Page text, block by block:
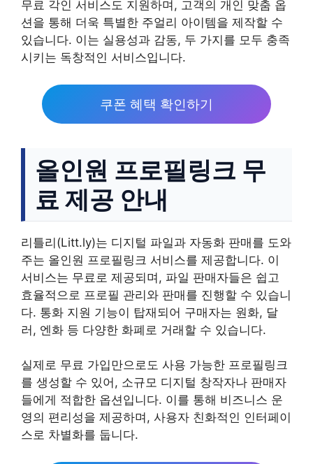
무료 각인 서비스도 지원하며, 고객의 개인 맞춤 옵
션을 통해 더욱 특별한 주얼리 아이템을 제작할 수
있습니다. 이는 실용성과 감동, 두 가지를 모두 충족
시키는 독창적인 서비스입니다.
쿠폰 혜택 확인하기
올인원 프로필링크 무
료 제공 안내
리틀리(Litt.ly)는 디지털 파일과 자동화 판매를 도와
주는 올인원 프로필링크 서비스를 제공합니다. 이
서비스는 무료로 제공되며, 파일 판매자들은 쉽고
효율적으로 프로필 관리와 판매를 진행할 수 있습니
다. 통화 지원 기능이 탑재되어 구매자는 원화, 달
러, 엔화 등 다양한 화폐로 거래할 수 있습니다.
실제로 무료 가입만으로도 사용 가능한 프로필링크
를 생성할 수 있어, 소규모 디지털 창작자나 판매자
들에게 적합한 옵션입니다. 이를 통해 비즈니스 운
영의 편리성을 제공하며, 사용자 친화적인 인터페이
스로 차별화를 둡니다.